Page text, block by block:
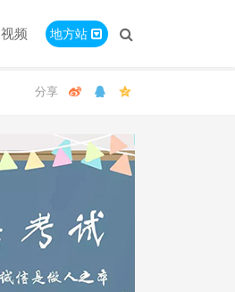
视频 地方站